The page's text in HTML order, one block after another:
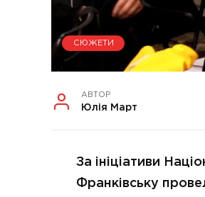
СЮЖЕТИ
АВТОР
Юлія Март
За ініціативи
Франківську